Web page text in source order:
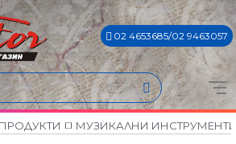
02 4653685/02 9463057
МУЗИКАЛНИ